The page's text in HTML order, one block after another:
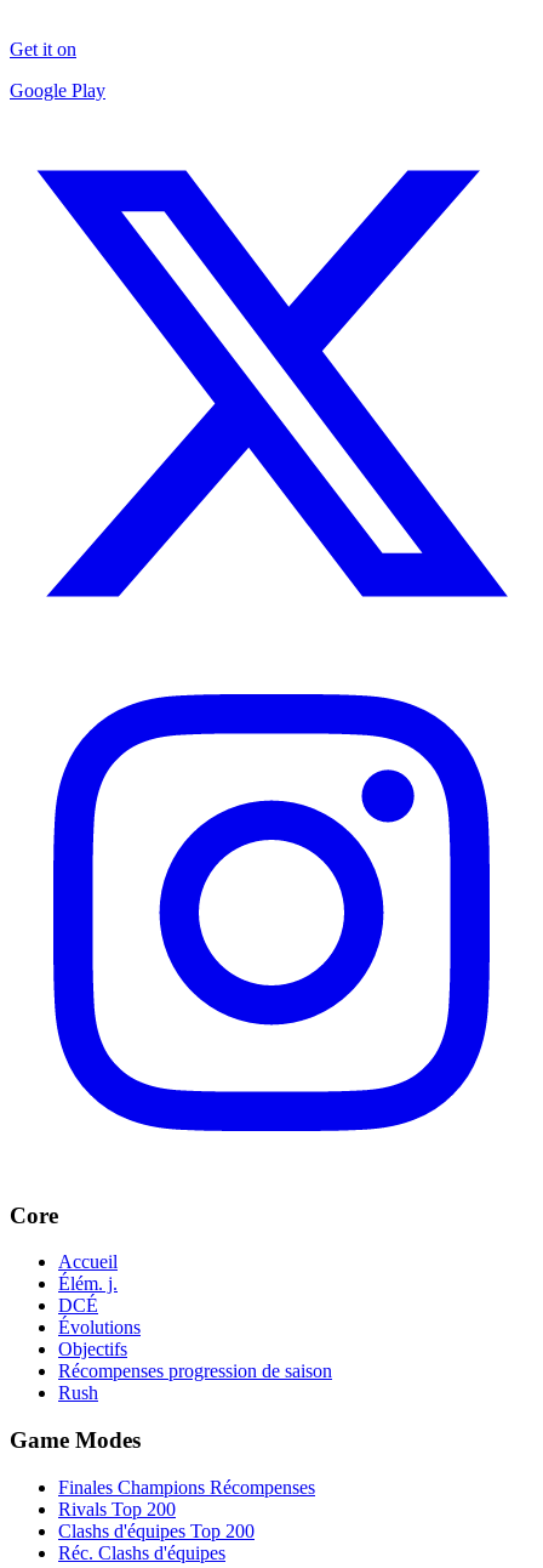
Get it on
Google Play
Core
Accueil
Élém. j.
DCÉ
Évolutions
Objectifs
Récompenses progression de saison
Rush
Game Modes
Finales Champions Récompenses
Rivals Top 200
Clashs d'équipes Top 200
Réc. Clashs d'équipes